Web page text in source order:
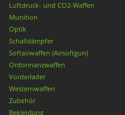
Luftdruck- und CO2-Waffen
Munition
Optik
Schalldämpfer
Softairwaffen (Airsoftgun)
Ordonnanzwaffen
Vorderlader
Westernwaffen
Zubehör
Bekleidung